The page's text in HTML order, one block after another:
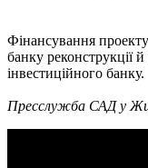
Фінансування
банку реконструкції
інвестиційного банку.
Пресслужба САД у